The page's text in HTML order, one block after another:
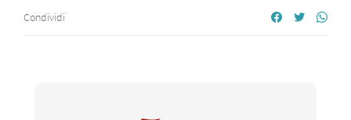
Condividi